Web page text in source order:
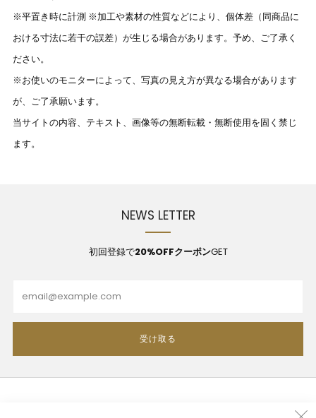
※平置き時に計測 ※加工や素材の性質などにより、個体差（同商品に
おける寸法に若干の誤差）が生じる場合があります。予め、ご了承く
ださい。
※お使いのモニターによって、写真の見え方が異なる場合があります
が、ご了承願います。
当サイトの内容、テキスト、画像等の無断転載・無断使用を固く禁じ
ます。
NEWS LETTER
初回登録で20%OFFクーポンGET
受け取る